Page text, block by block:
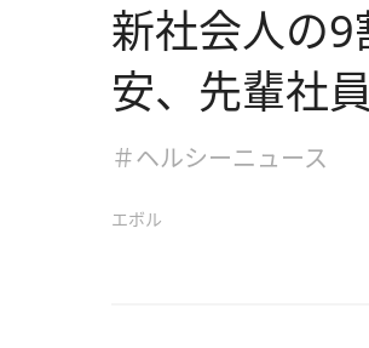
新社会人の
安、先輩社
＃ヘルシーニュース
エボル